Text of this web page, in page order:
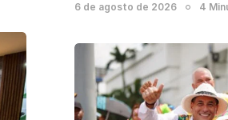
6 de agosto de 2026 4